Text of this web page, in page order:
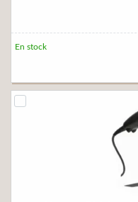
En stock